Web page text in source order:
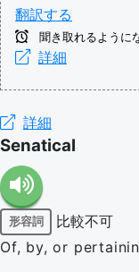
翻訳する
聞き取れるように
詳細
詳細
Senatical
形容詞
比較不可
Of, by, or